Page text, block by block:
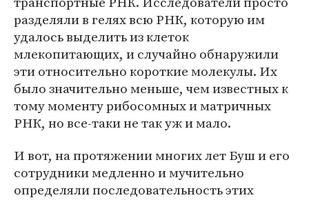
разделяли в гелях всю РНК, которую им
удалось выделить из клеток
млекопитающих, и случайно обнаружили
эти относительно короткие молекулы. Их
было значительно меньше, чем известных к
тому моменту рибосомных и матричных
РНК, но все-таки не так уж и мало.
И вот, на протяжении многих лет Буш и его
сотрудники медленно и мучительно
определяли последовательность этих